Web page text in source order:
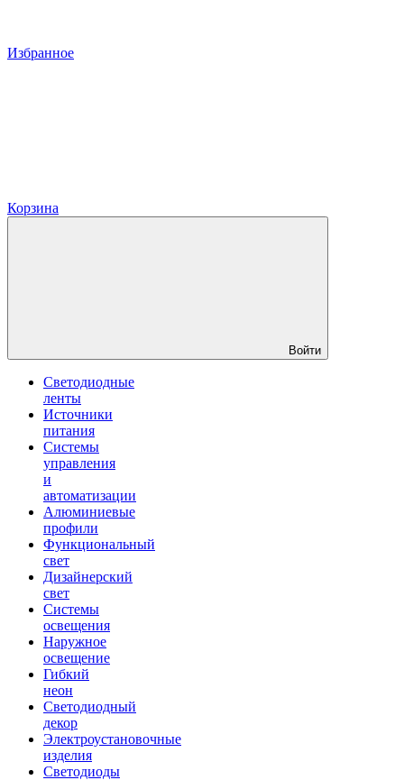
Избранное
Корзина
Войти
Светодиодные
ленты
Источники
питания
Системы
управления
и
автоматизации
Алюминиевые
профили
Функциональный
свет
Дизайнерский
свет
Системы
освещения
Наружное
освещение
Гибкий
неон
Светодиодный
декор
Электроустановочные
изделия
Светодиоды